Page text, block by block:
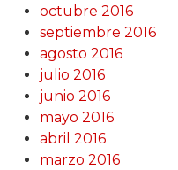
octubre 2016
septiembre 2016
agosto 2016
julio 2016
junio 2016
mayo 2016
abril 2016
marzo 2016